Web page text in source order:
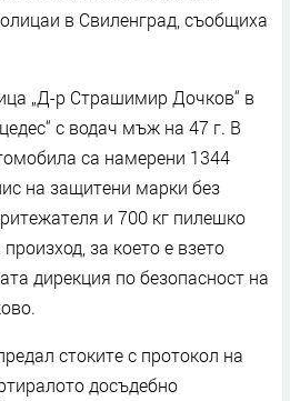
в Свиленград, съобщиха
„Д-р Страшимир Дочков“ в
с водач мъж на 47 г. В
са намерени 1344
на защитени марки без
и 700 кг пилешко
за което е взето
дирекция по безопасност на
стоките с протокол на
досъдебно